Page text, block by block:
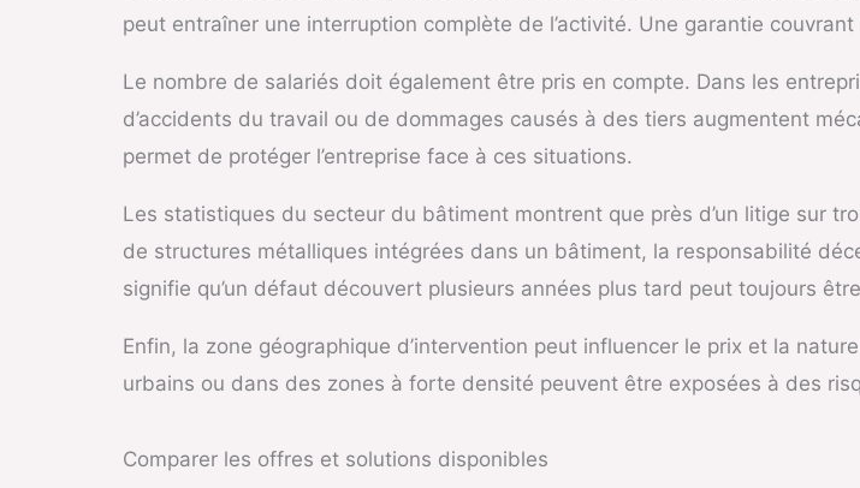
peut entraîner une interruption complète de l’activité. Une garantie
Le nombre de salariés doit également être pris en compte. Dans les
d’accidents du travail ou de dommages causés à des tiers augmentent
permet de protéger l’entreprise face à ces situations.
Les statistiques du secteur du bâtiment montrent que près d’un litige sur
de structures métalliques intégrées dans un bâtiment, la responsabilité
signifie qu’un défaut découvert plusieurs années plus tard peut toujours
Enfin, la zone géographique d’intervention peut influencer le prix et la
urbains ou dans des zones à forte densité peuvent être exposées à des
Comparer les offres et solutions disponibles